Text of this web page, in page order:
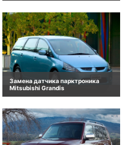
Замена датчика парктроника
Mitsubishi Grandis